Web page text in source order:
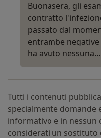
Buonasera, gli
contratto
passato dal
entrambe
ha avuto nessuna…
Tutti i contenuti
specialmente domande
informativo e in nessun
considerati un sostituto